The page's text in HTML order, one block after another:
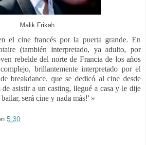
Malik Frikah
el cine francés por la puerta grande. En
(también interpretado, ya adulto, por
rebelde del norte de Francia de los años
brillantemente interpretado por el
breakdance. que se dedicó al cine desde
asistir a un casting, llegué a casa y le dije
será cine y nada más!' »
5:30